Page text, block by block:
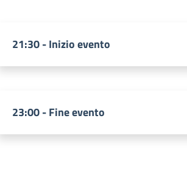
21:30 - Inizio evento
23:00 - Fine evento